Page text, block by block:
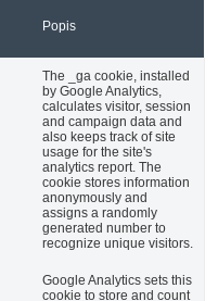
Popis
The _ga cookie, installed
by Google Analytics,
calculates visitor, session
and campaign data and
also keeps track of site
usage for the site's
analytics report. The
cookie stores information
anonymously and
assigns a randomly
generated number to
recognize unique visitors.
Google Analytics sets this
cookie to store and count